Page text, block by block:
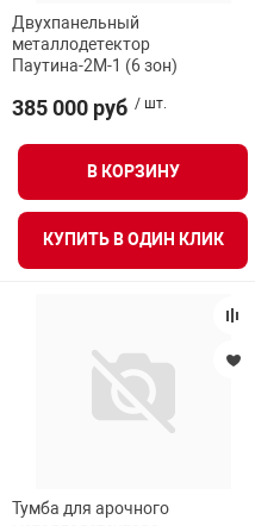
Двухпанельный
металлодетектор
Паутина-2М-1 (6 зон)
385 000 руб / шт.
В КОРЗИНУ
КУПИТЬ В ОДИН КЛИК
Тумба для арочного